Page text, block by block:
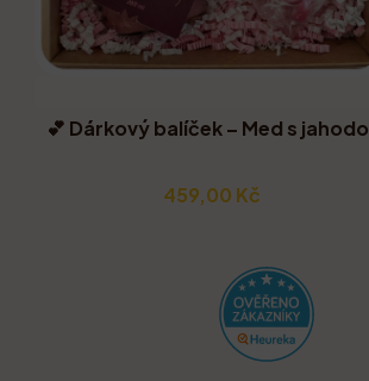
💕 Dárkový balíček – Med s
459,00 Kč